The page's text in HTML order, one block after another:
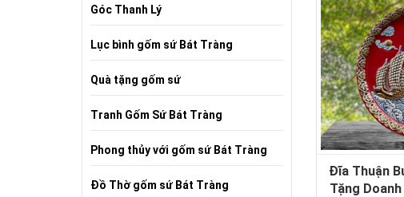
Đĩa Thuận
Tặng
Góc Thanh Lý
Lục bình gốm sứ Bát Tràng
Quà tặng gốm sứ
Tranh Gốm Sứ Bát Tràng
Phong thủy với gốm sứ Bát Tràng
Đồ Thờ gốm sứ Bát Tràng